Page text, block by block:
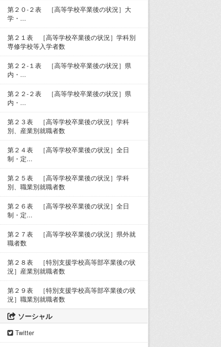
第２０-２表 ［高等学校卒業後の状況］大
学・...
第２１表 ［高等学校卒業後の状況］学科別
専修学校等入学者数
第２２-１表 ［高等学校卒業後の状況］県
内・...
第２２-２表 ［高等学校卒業後の状況］県
内・...
第２３表 ［高等学校卒業後の状況］学科
別、産業別就職者数
第２４表 ［高等学校卒業後の状況］全日
制・定...
第２５表 ［高等学校卒業後の状況］学科
別、職業別就職者数
第２６表 ［高等学校卒業後の状況］全日
制・定...
第２７表 ［高等学校卒業後の状況］県外就
職者数
第２８表 ［特別支援学校高等部卒業後の状
況］産業別就職者数
第２９表 ［特別支援学校高等部卒業後の状
況］職業別就職者数
ソーシャル
Twitter